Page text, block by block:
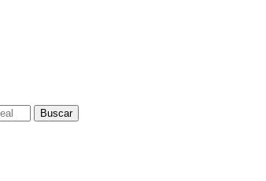
Buscar